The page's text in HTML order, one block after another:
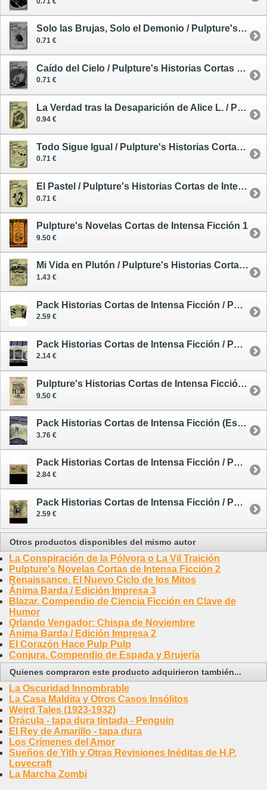
Solo las Brujas, Solo el Demonio / Pulpture's Historias Cortas de Intensa Ficción 7
0.71 €
Caído del Cielo / Pulpture's Historias Cortas de Intensa Ficción 8
0.71 €
La Verdad tras la Desaparición de Alice L. / Pulpture's Historias Cortas de Intensa Ficción 11
0.94 €
Todo Sigue Igual / Pulpture's Historias Cortas de Intensa Ficción 12
0.71 €
El Pastel / Pulpture's Historias Cortas de Intensa Ficción 13
0.71 €
Pulpture's Novelas Cortas de Intensa Ficción 1
9.50 €
Mi Vida en Plutón / Pulpture's Historias Cortas de Intensa Ficción 15
1.43 €
Pack Historias Cortas de Intensa Ficción / Pulpture's Historias Cortas de Intensa Ficción 19-21
2.59 €
Pack Historias Cortas de Intensa Ficción / Pulpture's Historias Cortas de Intensa Ficción 16-18
2.14 €
Pulpture's Historias Cortas de Intensa Ficción / Recopilatorio 1
9.50 €
Pack Historias Cortas de Intensa Ficción (Especial Sherlock Holmes) / Pulpture's Historias Cortas de Intensa Ficción 22-25
3.76 €
Pack Historias Cortas de Intensa Ficción / Pulpture's Historias Cortas de Intensa Ficción 26-28
2.84 €
Pack Historias Cortas de Intensa Ficción / Pulpture's Historias Cortas de Intensa Ficción 34-36
2.59 €
Otros productos disponibles del mismo autor
La Conspiración de la Pólvora o La Vil Traición
Pulpture's Novelas Cortas de Intensa Ficción 2
Renaissance. El Nuevo Ciclo de los Mitos
Ánima Barda / Edición Impresa 3
Blazar. Compendio de Ciencia Ficción en Clave de
Humor
Orlando Vengador: Chispa de Noviembre
Ánima Barda / Edición Impresa 2
El Corazón Hace Pulp Pulp
Conjura. Compendio de Espada y Brujería
Quienes compraron este producto adquirieron también...
La Oscuridad Innombrable
La Casa Maldita y Otros Casos Insólitos
Weird Tales (1923-1932)
Drácula - tapa dura tintada - Penguin
El Rey de Amarillo - tapa dura
Los Crímenes del Amor
Sueños de Yith y Otras Revisiones Inéditas de H.P.
Lovecraft
La Marcha Zombi